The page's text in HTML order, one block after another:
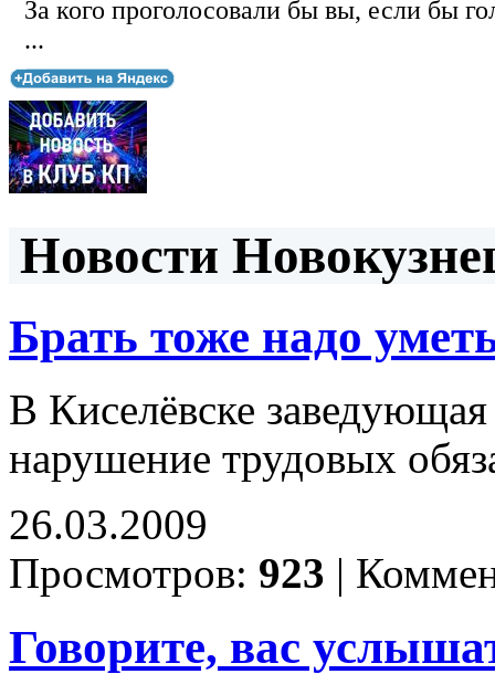
За кого проголосовали бы вы, если бы
...
Новости
Брать тоже надо
В Киселёвске заведующая
нарушение трудовых
26.03.2009
Просмотров: 923 |
Говорите, вас